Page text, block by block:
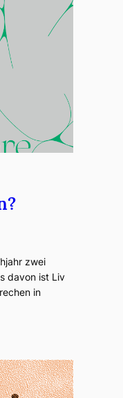
zwei
davon ist Liv
in